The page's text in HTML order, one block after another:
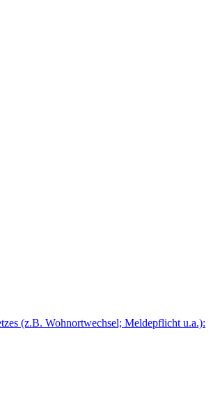
(z.B. Wohnortwechsel; Meldepflicht u.a.):